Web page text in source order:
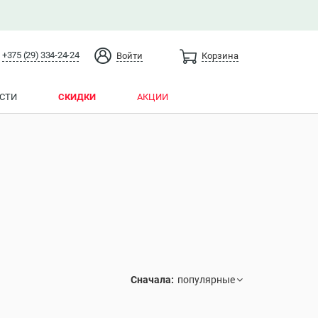
+375 (29) 334-24-24 Войти Корзина
СКИДКИ АКЦИИ
Сначала: